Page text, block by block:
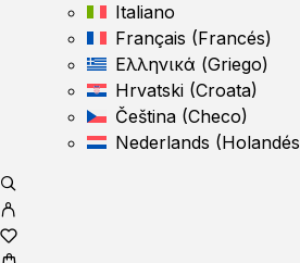
Italiano
Français (Francés)
Ελληνικά (Griego)
Hrvatski (Croata)
Čeština (Checo)
Nederlands (Holandés